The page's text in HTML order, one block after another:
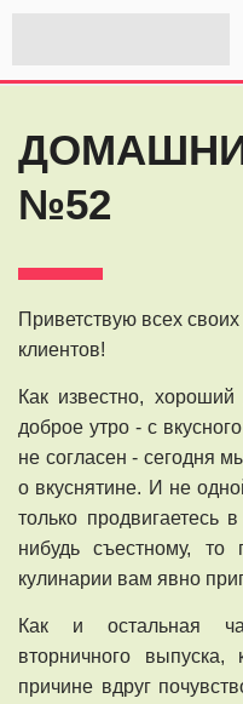
№52
Приветствую всех своих
клиентов!
Как известно,
доброе утро - с
не согласен - сегодня
о вкуснятине. И не
только продвигаетесь
нибудь съестному, то
кулинарии вам явно
Как и остальная
вторничного
причине вдруг